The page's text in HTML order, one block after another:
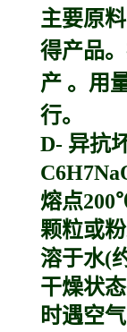
主要原
得产品
产 。用
行。
D- 异抗
熔点
颗粒或
溶于水(
干燥状
时遇空